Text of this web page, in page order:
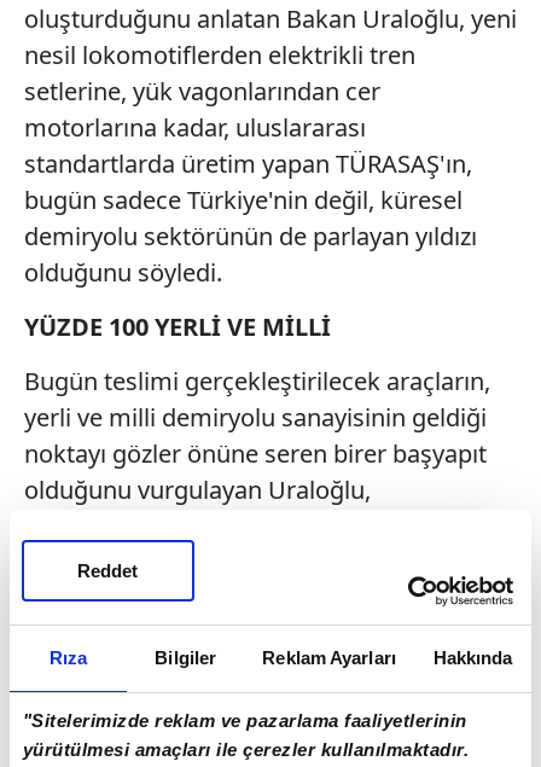
Rıza Bilgiler Reklam Ayarları Hakkında
"Sitelerimizde reklam ve pazarlama faaliyetlerinin
yürütülmesi amaçları ile çerezler kullanılmaktadır.
Reddet
oluşturduğunu anlatan Bakan Uraloğlu, yeni
nesil lokomotiflerden elektrikli tren
setlerine, yük vagonlarından cer
motorlarına kadar, uluslararası
standartlarda üretim yapan TÜRASAŞ'ın,
bugün sadece Türkiye'nin değil, küresel
demiryolu sektörünün de parlayan yıldızı
olduğunu söyledi.
YÜZDE 100 YERLİ VE MİLLİ
Bugün teslimi gerçekleştirilecek araçların,
yerli ve milli demiryolu sanayisinin geldiği
noktayı gözler önüne seren birer başyapıt
olduğunu vurgulayan Uraloğlu,
Milli Elektrikli Lokomotifimiz; dünyada
sadece gelişmiş ülkelerin sahip olduğu
bileşenlerden olan cer konvertörü, cer
kontrol ünitesi, merkezi kontrol ünitesi, cer
trafosu gibi araç sürüş ve kontrol
sistemlerinin yüzde 100 yerli ve milli olarak